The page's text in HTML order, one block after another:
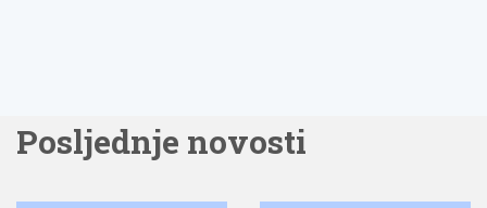
Posljednje novosti